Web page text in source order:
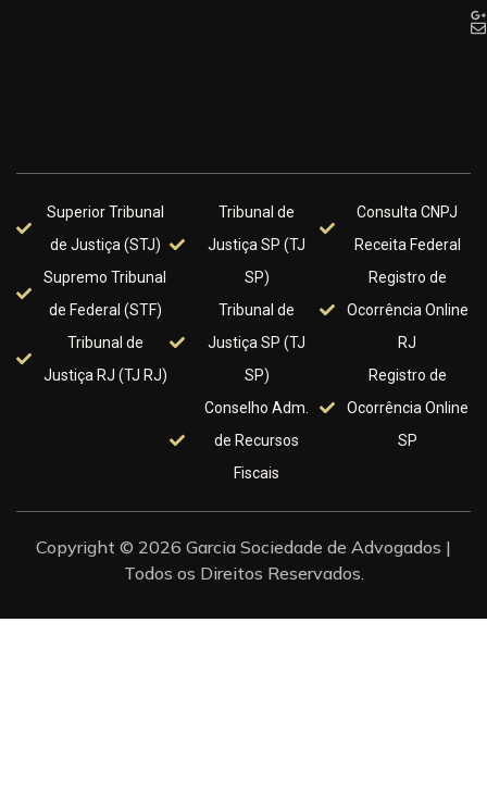
Superior Tribunal
de Justiça (STJ)
Supremo Tribunal
de Federal (STF)
Tribunal de
Justiça RJ (TJ RJ)
Tribunal de
Justiça SP (TJ
SP)
Tribunal de
Justiça SP (TJ
SP)
Conselho Adm.
de Recursos
Fiscais
Consulta CNPJ
Receita Federal
Registro de
Ocorrência Online
RJ
Registro de
Ocorrência Online
SP
Copyright © 2026 Garcia Sociedade de Advogados |
Todos os Direitos Reservados.